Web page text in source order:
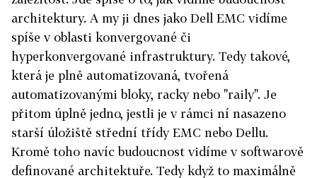
architektury. A my ji dnes jako Dell EMC vidíme
spíše v oblasti konvergované či
hyperkonvergované infrastruktury. Tedy takové,
která je plně automatizovaná, tvořená
automatizovanými bloky, racky nebo "raily". Je
přitom úplně jedno, jestli je v rámci ní nasazeno
starší úložiště střední třídy EMC nebo Dellu.
Kromě toho navíc budoucnost vidíme v softwarově
definované architektuře. Tedy když to maximálně